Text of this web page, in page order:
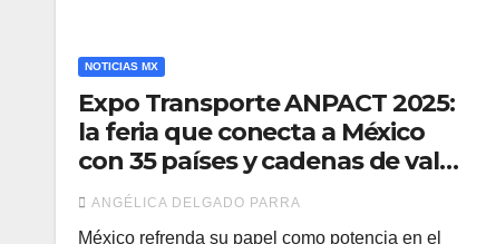
NOTICIAS MX
Expo Transporte ANPACT 2025:
la feria que conecta a México
con 35 países y cadenas de valor
globales
ANGÉLICA DELGADO PARRA
México refrenda su papel como potencia en el